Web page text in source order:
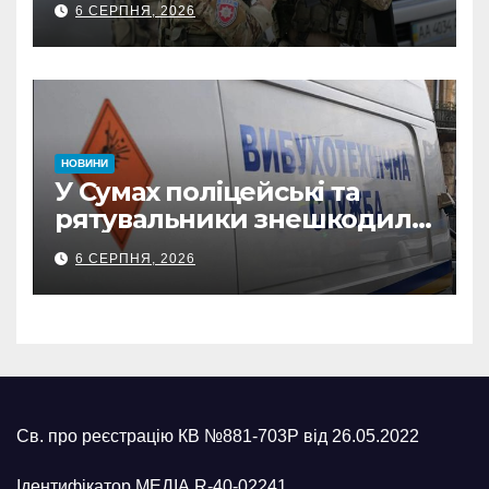
прокремлівського агітатора
з Охтирки
6 СЕРПНЯ, 2026
НОВИНИ
У Сумах поліцейські та
рятувальники знешкодили
500-кілограмову авіабомбу
росіян
6 СЕРПНЯ, 2026
Св. про реєстрацію КВ №881-703Р від 26.05.2022